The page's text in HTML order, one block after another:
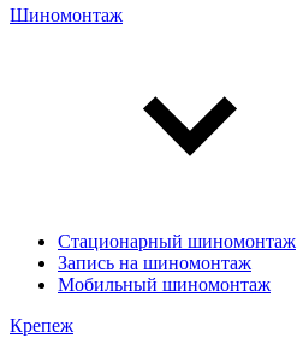
Шиномонтаж
Стационарный шиномонтаж
Запись на шиномонтаж
Мобильный шиномонтаж
Крепеж